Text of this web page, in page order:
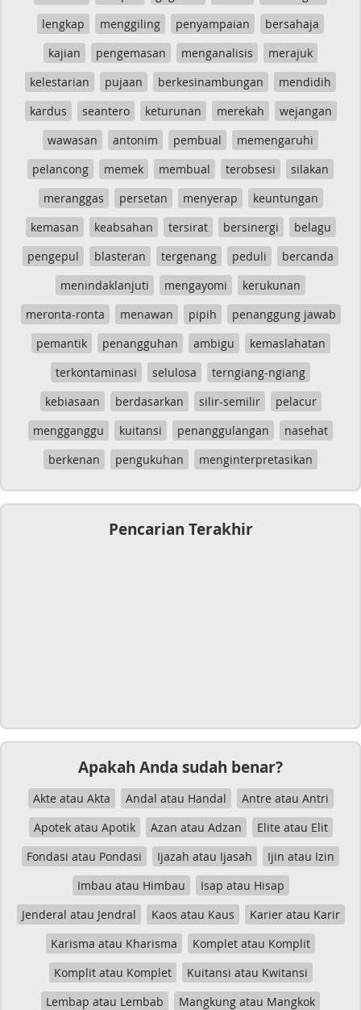
lengkap
menggiling penyampaian
bersahaja
kajian
pengemasan menganalisis
merajuk
kelestarian
pujaan berkesinambungan
mendidih
kardus
seantero keturunan merekah
wejangan
wawasan
antonim pembual
memengaruhi
pelancong
memek membual terobsesi
silakan
meranggas
persetan menyerap
keuntungan
kemasan
keabsahan tersirat bersinergi
belagu
pengepul
blasteran tergenang peduli
bercanda
menindaklanjuti
mengayomi
kerukunan
meronta-ronta
menawan pipih
penanggung jawab
pemantik
penangguhan ambigu
kemaslahatan
terkontaminasi
selulosa
terngiang-ngiang
kebiasaan
berdasarkan silir-semilir
pelacur
mengganggu
kuitansi penanggulangan
nasehat
berkenan
pengukuhan menginterpretasikan
Pencarian Terakhir
Apakah Anda sudah benar?
Akte atau Akta Andal atau Handal
Antre atau Antri
Apotek atau Apotik
Azan atau Adzan
Elite atau Elit
Fondasi atau Pondasi
Ijazah atau Ijasah
Ijin atau Izin
Imbau atau Himbau
Isap atau Hisap
Jenderal atau Jendral
Kaos atau Kaus
Karier atau Karir
Karisma atau Kharisma
Komplet atau Komplit
Komplit atau Komplet
Kuitansi atau Kwitansi
Lembap atau Lembab
Mangkung atau Mangkok